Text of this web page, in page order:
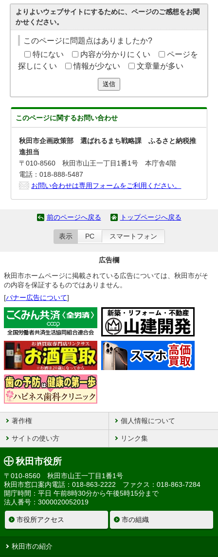
よりよいウェブサイトにするために、ページのご感想をお聞
かせください。
このページに問題点はありましたか?
特にない
内容が分かりにくい
ページを
探しにくい
情報が少ない 文章量が多い
送信
このページに関するお問い合わせ
秋田市企画政策部 選ばれるまち戦略課 ふるさと納税推
進担当
〒010-8560 秋田市山王一丁目1番1号 本庁舎4階
電話：018-888-5487
お問い合わせは専用フォームをご利用ください。
前のページへ戻る トップページへ戻る
表示 PC スマートフォン
広告欄
秋田市ホームページに掲載されている広告については、秋田市がそ
の内容を保証するものではありません。
[バナー広告について]
著作権 個人情報について
サイトの使い方 リンク集
秋田市役所
〒010-8560 秋田市山王一丁目1番1号
秋田市窓口案内電話：018-863-2222 ファクス：018-863-7284
開庁時間：平日 午前8時30分から午後5時15分まで
法人番号：3000020052019
市役所アクセス 市の組織
秋田市の紹介